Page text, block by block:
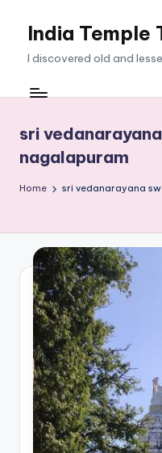
India Temple
I discovered old and
sri
nagalapuram
Home sri vedanarayana